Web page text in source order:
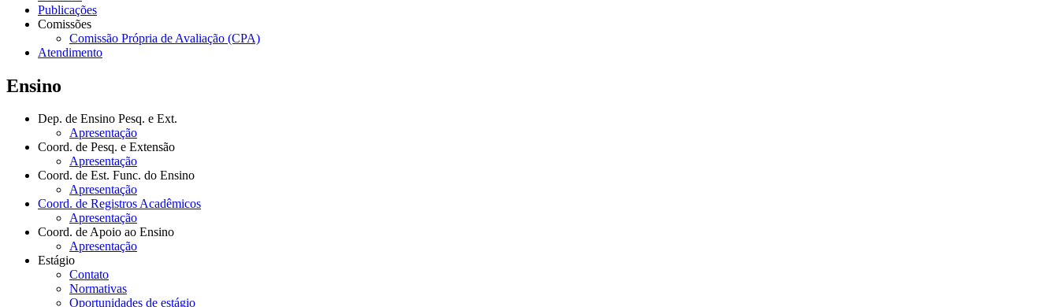
Publicações
Comissões
Comissão Própria de Avaliação (CPA)
Atendimento
Ensino
Dep. de Ensino Pesq. e Ext.
Apresentação
Coord. de Pesq. e Extensão
Apresentação
Coord. de Est. Func. do Ensino
Apresentação
Coord. de Registros Acadêmicos
Apresentação
Coord. de Apoio ao Ensino
Apresentação
Estágio
Contato
Normativas
Oportunidades de estágio